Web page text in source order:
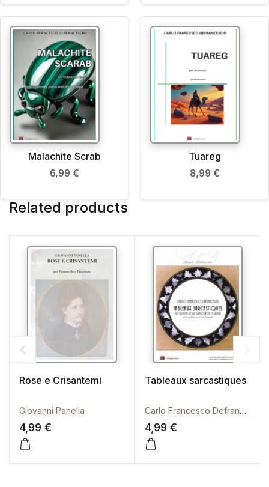
Malachite Scrab
6,99 €
Tuareg
8,99 €
Related products
Rose e Crisantemi
Giovanni Panella
4,99 €
Tableaux sarcastiques
Carlo Francesco Defranceschi
4,99 €